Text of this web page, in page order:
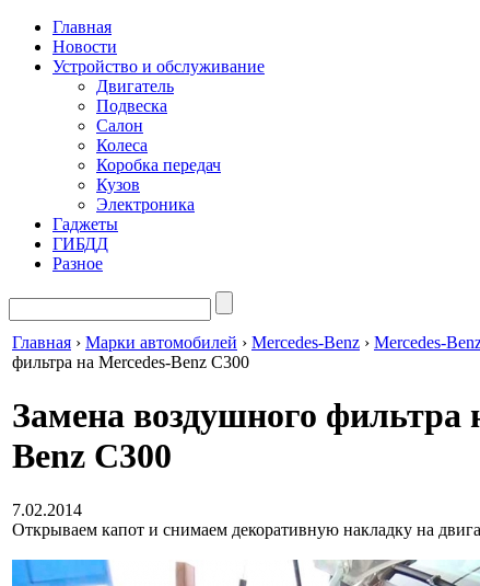
Главная
Новости
Устройство и обслуживание
Двигатель
Подвеска
Салон
Колеса
Коробка передач
Кузов
Электроника
Гаджеты
ГИБДД
Разное
Главная › Марки автомобилей › Mercedes-Benz › Mercedes-
фильтра на Mercedes-Benz C300
Замена воздушного фильтра
Benz C300
7.02.2014
Открываем капот и снимаем декоративную накладку на